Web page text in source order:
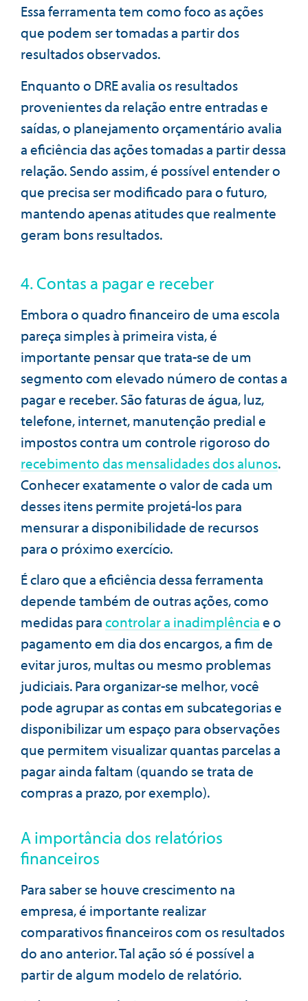
Essa ferramenta tem como foco as ações
que podem ser tomadas a partir dos
resultados observados.
Enquanto o DRE avalia os resultados
provenientes da relação entre entradas e
saídas, o planejamento orçamentário avalia
a eficiência das ações tomadas a partir dessa
relação. Sendo assim, é possível entender o
que precisa ser modificado para o futuro,
mantendo apenas atitudes que realmente
geram bons resultados.
4. Contas a pagar e receber
Embora o quadro financeiro de uma escola
pareça simples à primeira vista, é
importante pensar que trata-se de um
segmento com elevado número de contas a
pagar e receber. São faturas de água, luz,
telefone, internet, manutenção predial e
impostos contra um controle rigoroso do
recebimento das mensalidades dos alunos.
Conhecer exatamente o valor de cada um
desses itens permite projetá-los para
mensurar a disponibilidade de recursos
para o próximo exercício.
É claro que a eficiência dessa ferramenta
depende também de outras ações, como
medidas paracontrolar a inadimplênciae o
pagamento em dia dos encargos, a fim de
evitar juros, multas ou mesmo problemas
judiciais. Para organizar-se melhor, você
pode agrupar as contas em subcategorias e
disponibilizar um espaço para observações
que permitem visualizar quantas parcelas a
pagar ainda faltam (quando se trata de
compras a prazo, por exemplo).
A importância dos relatórios
financeiros
Para saber se houve crescimento na
empresa, é importante realizar
comparativos financeiros com os resultados
do ano anterior. Tal ação só é possível a
partir de algum modelo de relatório.